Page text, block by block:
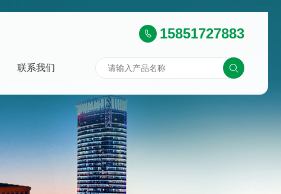
15851727883
联系我们